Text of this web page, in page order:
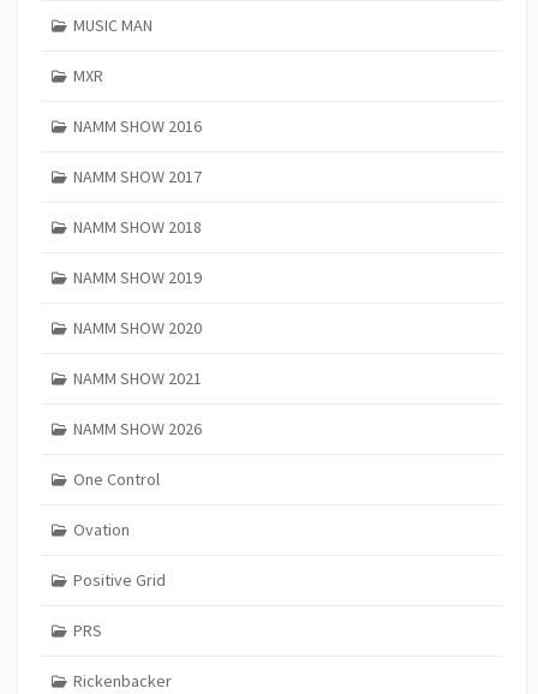
MUSIC MAN
MXR
NAMM SHOW 2016
NAMM SHOW 2017
NAMM SHOW 2018
NAMM SHOW 2019
NAMM SHOW 2020
NAMM SHOW 2021
NAMM SHOW 2026
One Control
Ovation
Positive Grid
PRS
Rickenbacker